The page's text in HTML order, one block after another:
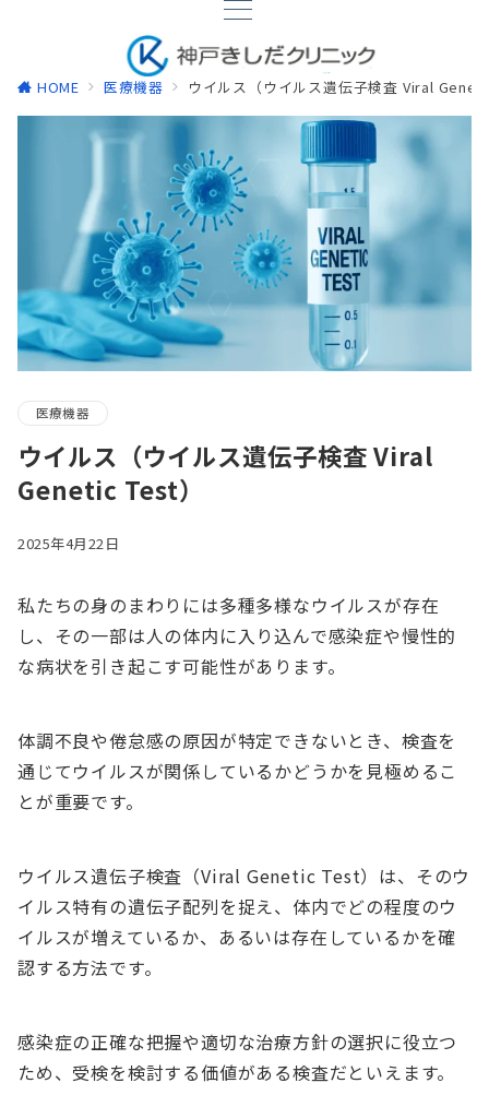
HOME 医療機器 ウイルス（ウイルス遺伝子検査 Viral
医療機器
ウイルス（ウイルス遺伝子検査 Viral
Genetic Test）
2025年4月22日
私たちの身のまわりには多種多様なウイルスが存在
し、その一部は人の体内に入り込んで感染症や慢性的
な病状を引き起こす可能性があります。
体調不良や倦怠感の原因が特定できないとき、検査を
通じてウイルスが関係しているかどうかを見極めるこ
とが重要です。
ウイルス遺伝子検査（Viral Genetic Test）は、そのウ
イルス特有の遺伝子配列を捉え、体内でどの程度のウ
イルスが増えているか、あるいは存在しているかを確
認する方法です。
感染症の正確な把握や適切な治療方針の選択に役立つ
ため、受検を検討する価値がある検査だといえます。